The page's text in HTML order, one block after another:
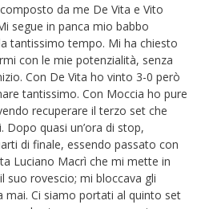
da me De Vita e Vito
segue in panca mio babbo
tantissimo tempo. Mi ha chiesto
con le mie potenzialità, senza
Con De Vita ho vinto 3-0 però
tantissimo. Con Moccia ho pure
recuperare il terzo set che
Dopo quasi un’ora di stop,
di finale, essendo passato con
Luciano Macrì che mi mette in
suo rovescio; mi bloccava gli
mai. Ci siamo portati al quinto set